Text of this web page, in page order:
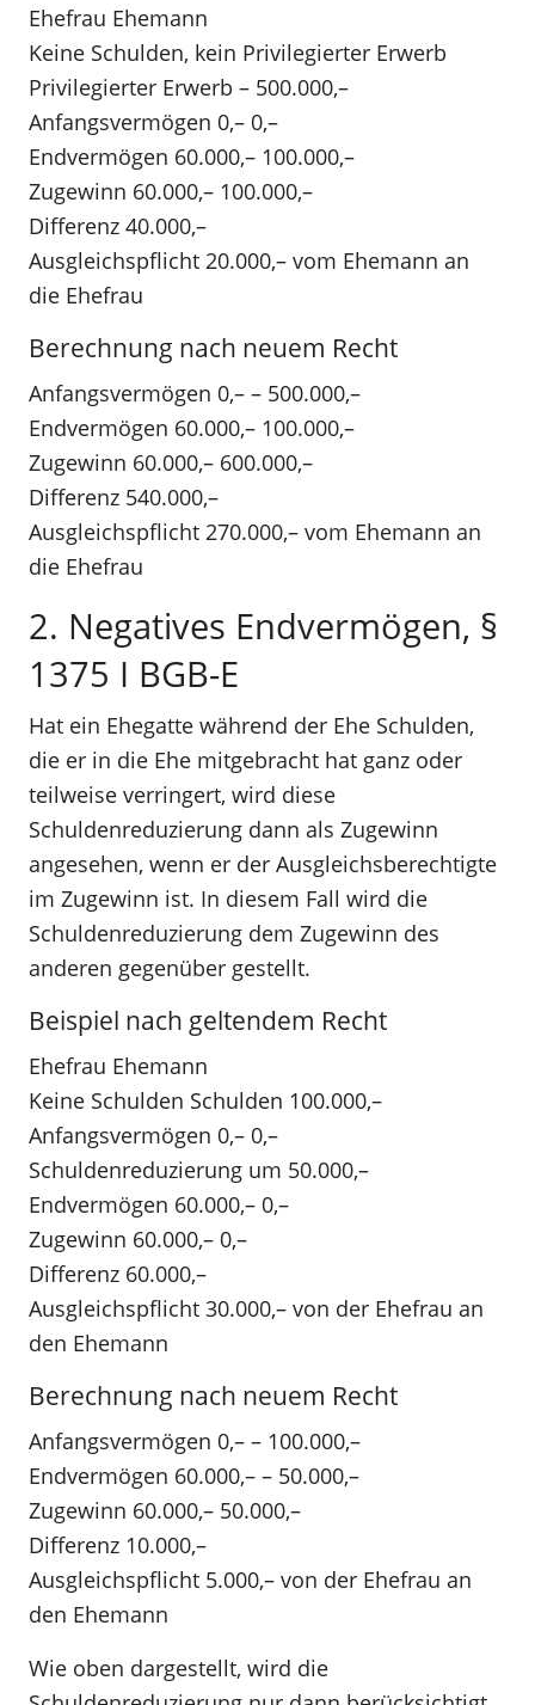
Ehefrau Ehemann
Keine Schulden, kein Privilegierter Erwerb
Privilegierter Erwerb – 500.000,–
Anfangsvermögen 0,– 0,–
Endvermögen 60.000,– 100.000,–
Zugewinn 60.000,– 100.000,–
Differenz 40.000,–
Ausgleichspflicht 20.000,– vom Ehemann an
die Ehefrau
Berechnung nach neuem Recht
Anfangsvermögen 0,– – 500.000,–
Endvermögen 60.000,– 100.000,–
Zugewinn 60.000,– 600.000,–
Differenz 540.000,–
Ausgleichspflicht 270.000,– vom Ehemann an
die Ehefrau
2. Negatives Endvermögen, §
1375 I BGB-E
Hat ein Ehegatte während der Ehe Schulden,
die er in die Ehe mitgebracht hat ganz oder
teilweise verringert, wird diese
Schuldenreduzierung dann als Zugewinn
angesehen, wenn er der Ausgleichsberechtigte
im Zugewinn ist. In diesem Fall wird die
Schuldenreduzierung dem Zugewinn des
anderen gegenüber gestellt.
Beispiel nach geltendem Recht
Ehefrau Ehemann
Keine Schulden Schulden 100.000,–
Anfangsvermögen 0,– 0,–
Schuldenreduzierung um 50.000,–
Endvermögen 60.000,– 0,–
Zugewinn 60.000,– 0,–
Differenz 60.000,–
Ausgleichspflicht 30.000,– von der Ehefrau an
den Ehemann
Berechnung nach neuem Recht
Anfangsvermögen 0,– – 100.000,–
Endvermögen 60.000,– – 50.000,–
Zugewinn 60.000,– 50.000,–
Differenz 10.000,–
Ausgleichspflicht 5.000,– von der Ehefrau an
den Ehemann
Wie oben dargestellt, wird die